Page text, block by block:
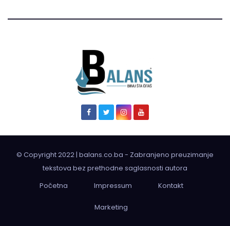
© Copyright 2022 | balans.co.ba - Zabranjeno preuzimanje
tekstova bez prethodne saglasnosti autora
Početna
Impressum Kontakt
Marketing